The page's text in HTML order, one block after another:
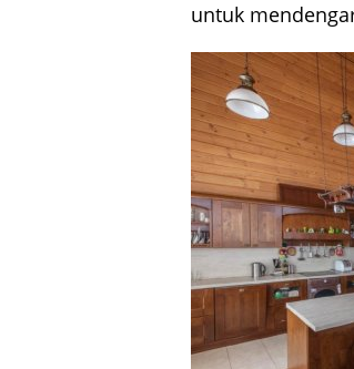
untuk